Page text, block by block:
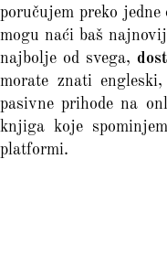
poručujem preko
mogu naći baš
najbolje od svega,
morate znati
pasivne prihode na
knjiga koje
platformi.